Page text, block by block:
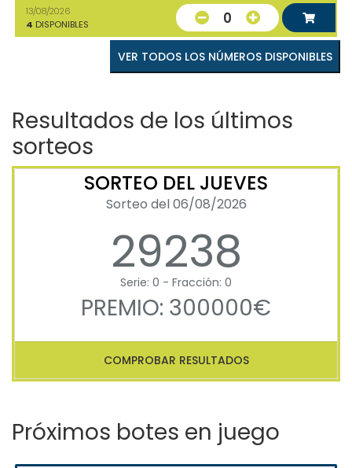
13/08/2026
4 DISPONIBLES 0
VER TODOS LOS NÚMEROS DISPONIBLES
Resultados de los últimos
sorteos
SORTEO DEL JUEVES
Sorteo del 06/08/2026
29238
Serie: 0 - Fracción: 0
PREMIO: 300000€
COMPROBAR RESULTADOS
Próximos botes en juego